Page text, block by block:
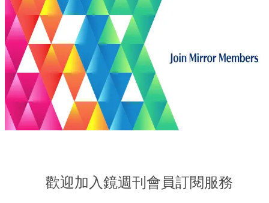
歡迎加入鏡週刊會員訂閱服務